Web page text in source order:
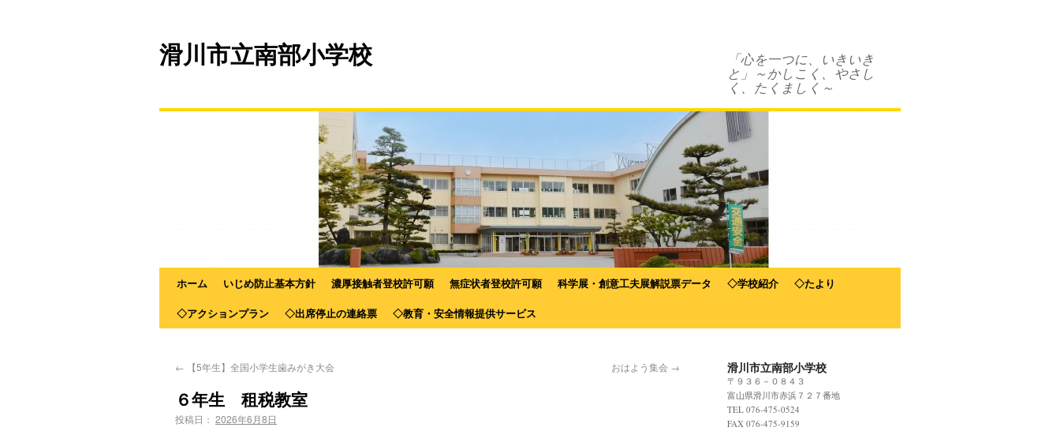
滑川市立南部小学校
「心を一つに、いきいき
と」～かしこく、やさし
く、たくましく～
ホーム いじめ防止基本方針 濃厚接触者登校許可願 無症状者登校許可願 科学展・創意工夫展解説票データ ◇学校紹介
◇たより
◇アクションプラン
◇出席停止の連絡票 ◇教育・安全情報提供サービス
← 【5年生】全国小学生歯みがき大会 おはよう集会 →
６年生 租税教室
投稿日： 2026年6月8日
滑川市立南部小学校
〒９３６－０８４３
富山県滑川市赤浜７２７番地
TEL 076-475-0524
FAX 076-475-9159